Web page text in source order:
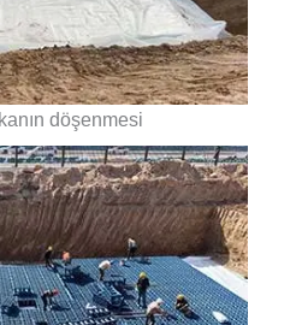
döşenmesi